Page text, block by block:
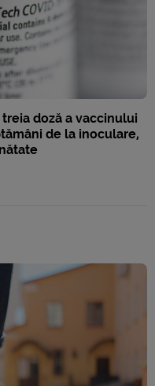
doză a vaccinului
de la inoculare,